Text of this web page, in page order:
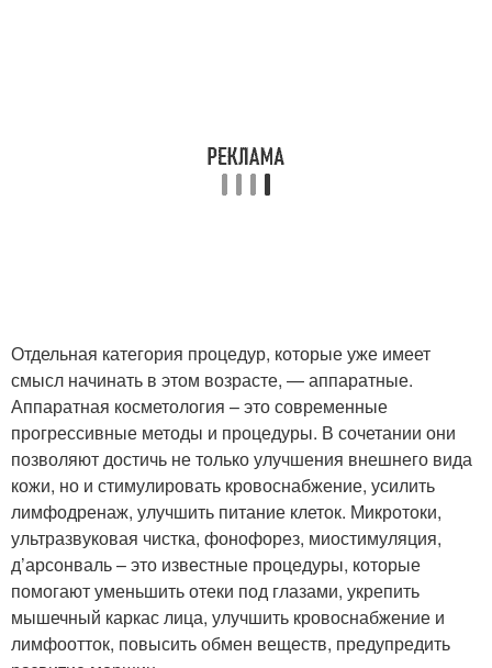
Отдельная категория процедур, которые уже имеет
смысл начинать в этом возрасте, — аппаратные.
Аппаратная косметология – это современные
прогрессивные методы и процедуры. В сочетании они
позволяют достичь не только улучшения внешнего вида
кожи, но и стимулировать кровоснабжение, усилить
лимфодренаж, улучшить питание клеток. Микротоки,
ультразвуковая чистка, фонофорез, миостимуляция,
д’арсонваль – это известные процедуры, которые
помогают уменьшить отеки под глазами, укрепить
мышечный каркас лица, улучшить кровоснабжение и
лимфоотток, повысить обмен веществ, предупредить